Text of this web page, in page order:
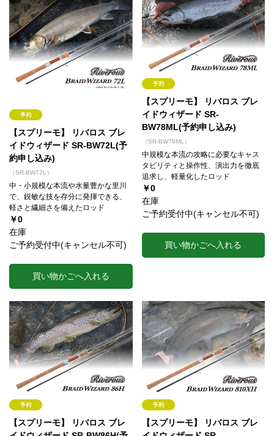
【スプリーモ】 リバロス ブレ
イドウィザード SR-BW72L(予
約申し込み)
（SR-BW72L）
中・小規模な本流や水量豊かな里川
で、鋭敏な技を存分に発揮できる、
軽さと繊細さを備えたロッド
￥0
在庫
ご予約受付中(キャンセル不可)
買い物かごへ入れる
【スプリーモ】 リバロス ブレ
イドウィザード SR-
BW78ML(予約申し込み)
（SR-BW78ML）
中規模な本流の攻略に必要なキャス
タビリティと操作性、演出力を徹底
追求し、軽量化したロッド
￥0
在庫
ご予約受付中(キャンセル不可)
買い物かごへ入れる
【スプリーモ】 リバロス ブレ
【スプリーモ】 リバロス ブレ